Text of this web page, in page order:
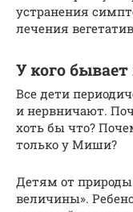
устранения
лечения
У кого бывает
Все дети
и нервничают.
хоть бы что?
только у Миши?
Детям от
величины».